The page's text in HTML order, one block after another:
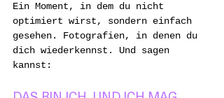
Ein Moment, in dem du nicht
optimiert wirst, sondern einfach
gesehen. Fotografien, in denen du
dich wiederkennst. Und sagen
kannst: